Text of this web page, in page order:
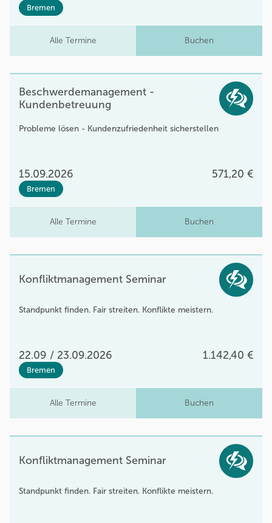
Bremen
Alle Termine Buchen
Beschwerdemanagement -
Kundenbetreuung
Probleme lösen - Kundenzufriedenheit sicherstellen
15.09.2026 571,20 €
Bremen
Alle Termine Buchen
Konfliktmanagement Seminar
Standpunkt finden. Fair streiten. Konflikte meistern.
22.09 / 23.09.2026 1.142,40 €
Bremen
Alle Termine Buchen
Konfliktmanagement Seminar
Standpunkt finden. Fair streiten. Konflikte meistern.